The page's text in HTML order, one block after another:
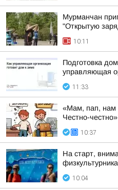
Мурманчан
"Открытую
10:11
Подготовка
управляющая
11:33
«Мам, пап, нам
Честно-честно»
10:37
На старт,
10:04